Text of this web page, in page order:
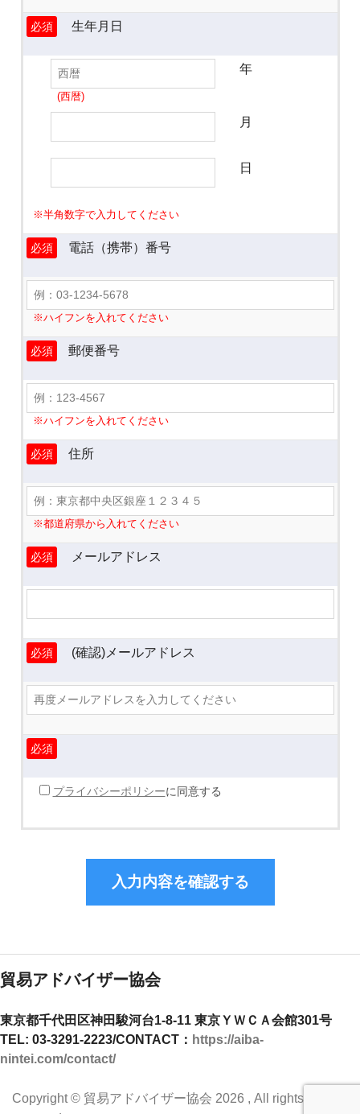
必須 生年月日
(西暦)
年
月
日
※半角数字で入力してください
必須 電話（携帯）番号
※ハイフンを入れてください
必須 郵便番号
※ハイフンを入れてください
必須 住所
※都道府県から入れてください
必須 メールアドレス
必須 (確認)メールアドレス
必須
プライバシーポリシーに同意する
貿易アドバイザー協会
東京都千代田区神田駿河台1-8-11 東京ＹＷＣＡ会館301号
TEL: 03-3291-2223/CONTACT： https://aiba-
nintei.com/contact/
Copyright © 貿易アドバイザー協会 2026 , All rights